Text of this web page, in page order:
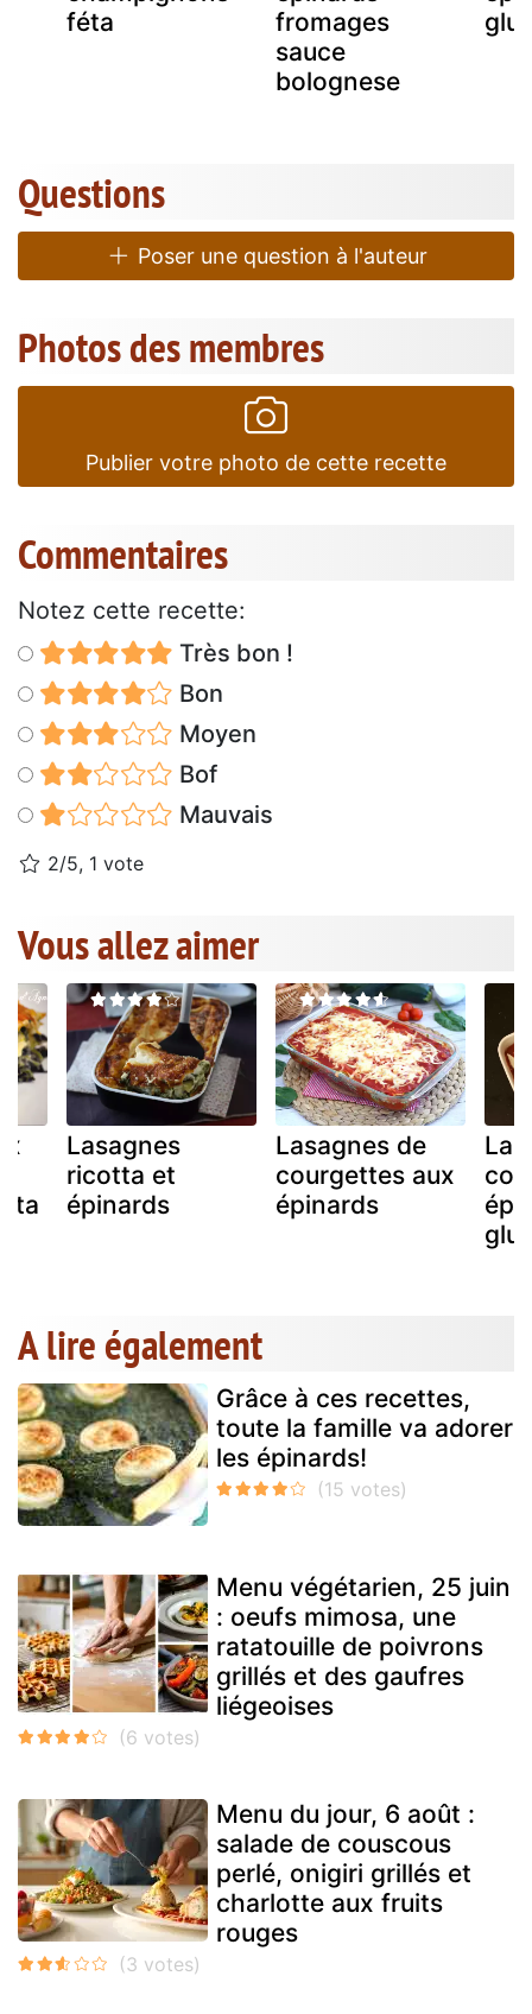
féta
fromages
sauce
bolognese
Questions
Poser une question à l'auteur
Photos des membres
Publier votre photo de cette recette
Commentaires
Notez cette recette:
Très bon !
Bon
Moyen
Bof
Mauvais
2/5, 1 vote
Vous allez aimer
Lasagnes
ricotta et
épinards
Lasagnes de
courgettes aux
épinards
A lire également
Grâce à ces recettes,
toute la famille va adorer
les épinards!
Menu végétarien, 25 juin
: oeufs mimosa, une
ratatouille de poivrons
grillés et des gaufres
liégeoises
Menu du jour, 6 août :
salade de couscous
perlé, onigiri grillés et
charlotte aux fruits
rouges